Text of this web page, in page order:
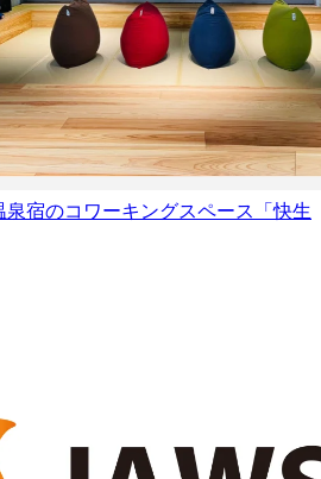
宿のコワーキングスペース「快生